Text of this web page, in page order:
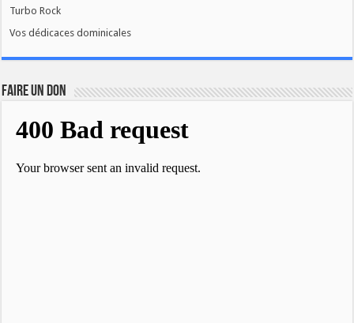
Turbo Rock
Vos dédicaces dominicales
FAIRE UN DON